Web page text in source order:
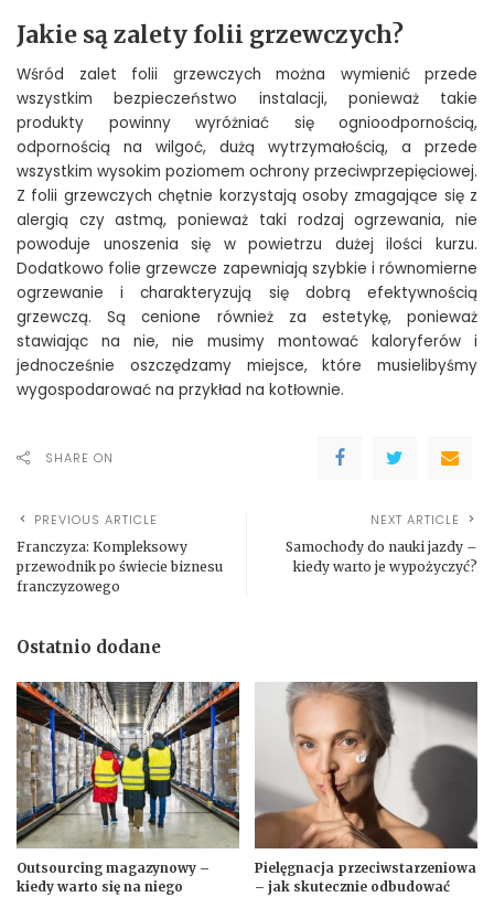
Jakie są zalety folii grzewczych?
Wśród zalet folii grzewczych można wymienić przede
wszystkim bezpieczeństwo instalacji, ponieważ takie
produkty powinny wyróżniać się ognioodpornością,
odpornością na wilgoć, dużą wytrzymałością, a przede
wszystkim wysokim poziomem ochrony przeciwprzepięciowej.
Z folii grzewczych chętnie korzystają osoby zmagające się z
alergią czy astmą, ponieważ taki rodzaj ogrzewania, nie
powoduje unoszenia się w powietrzu dużej ilości kurzu.
Dodatkowo folie grzewcze zapewniają szybkie i równomierne
ogrzewanie i charakteryzują się dobrą efektywnością
grzewczą. Są cenione również za estetykę, ponieważ
stawiając na nie, nie musimy montować kaloryferów i
jednocześnie oszczędzamy miejsce, które musielibyśmy
wygospodarować na przykład na kotłownie.
SHARE ON
PREVIOUS ARTICLE
Franczyza: Kompleksowy
przewodnik po świecie biznesu
franczyzowego
NEXT ARTICLE
Samochody do nauki jazdy –
kiedy warto je wypożyczyć?
Ostatnio dodane
Outsourcing magazynowy –
kiedy warto się na niego
Pielęgnacja przeciwstarzeniowa
– jak skutecznie odbudować